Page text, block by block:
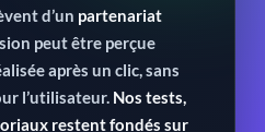
d’un partenariat
peut être perçue
après un clic, sans
l’utilisateur. Nos tests,
restent fondés sur